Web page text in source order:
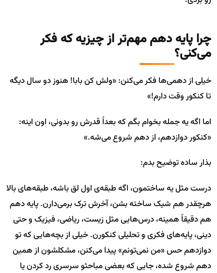
چرا پایه دهم مهم‌تر از چیزیه که فکر
می‌کنی؟
خیلی از دهمی‌ها فکر می‌کنن: «ولش کن بابا! هنوز دو سال دیگه
تا کنکور وقت دارم!»
اما اگه یه جمله بخوام بگم که بعداً قدرش رو بدونی، اون اینه:
«کنکور دوازدهم، از دهم شروع می‌شه.»
بذار ساده توضیح بدم:
درست مثل یه ساختمون، اگه طبقه‌ی اول لق باشه، طبقه‌های بالا
هرچقدر هم شیک ساخته بشن، آخرش ترک برمی‌دارن. پایه دهم
هم دقیقاً همینه، درس‌هایی مثل زیست، ریاضی، فیزیک و حتی
دینی، پایه‌های فکری و تحلیلی کنکورن. خیلی از بچه‌هایی که تو
دوازدهم حس «من نمی‌تونم» پیدا می‌کنن، مشکلشون از همین
دهم شروع شده، جایی که بعضی مباحثو سرسری رد کردن یا